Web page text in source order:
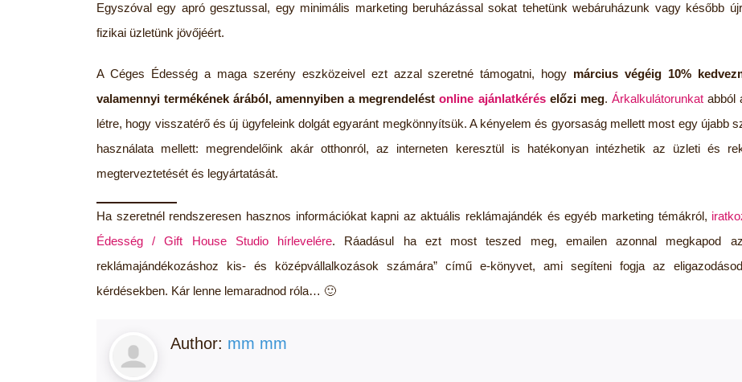
Egyszóval egy apró gesztussal, egy minimális marketing beruházással sokat tehetünk webáruházunk vagy később
fizikai üzletünk jövőjéért.
A Céges Édesség a maga szerény eszközeivel ezt azzal szeretné támogatni, hogy március végéig 10%
valamennyi termékének árából, amennyiben a megrendeléstonline ajánlatkérés előzi meg. Árkalkulátorunkat abból
létre, hogy visszatérő és új ügyfeleink dolgát egyaránt megkönnyítsük. A kényelem és gyorsaság mellett most egy újabb
használata mellett: megrendelőink akár otthonról, az interneten keresztül is hatékonyan intézhetik az üzleti és
megterveztetését és legyártatását.
Ha szeretnél rendszeresen hasznos információkat kapni az aktuális reklámajándék és egyéb marketing témákról,
Édesség / Gift House Studio hírlevelére. Ráadásul ha ezt most teszed meg, emailen azonnal megkapod
reklámajándékozáshoz kis- és középvállalkozások számára” című e-könyvet, ami segíteni fogja az
kérdésekben. Kár lenne lemaradnod róla… 🙂
Author: mm mm